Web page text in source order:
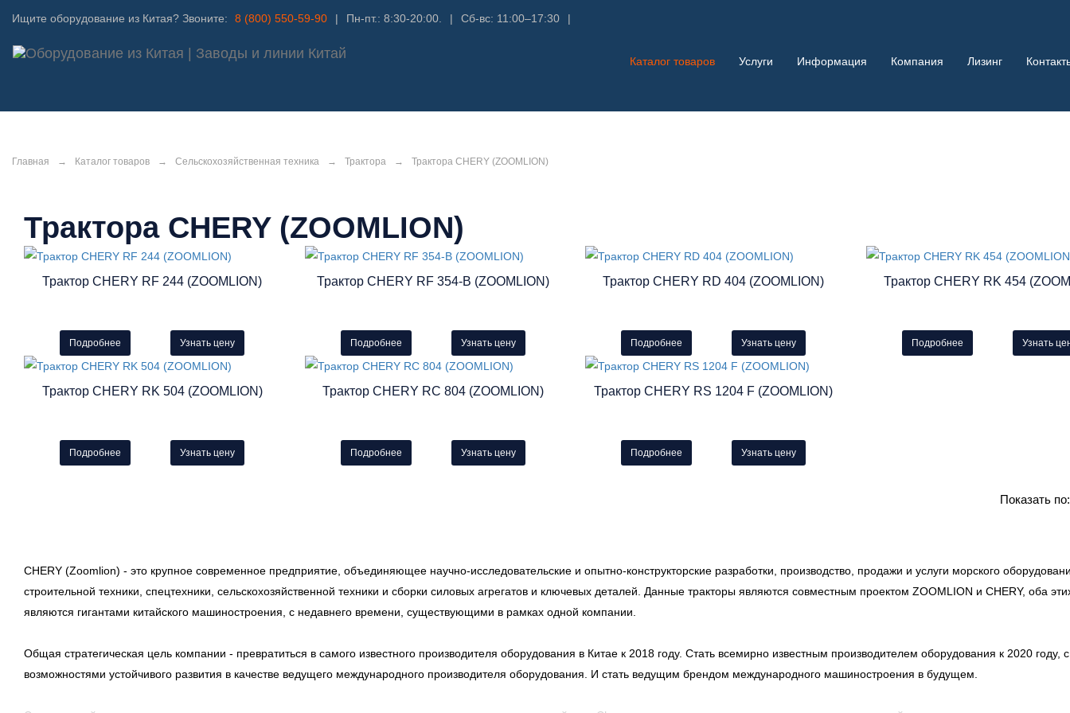
Ищите оборудование из Китая? Звоните: 8 (800) 550-59-90 | Пн-пт.: 8:30-20:00. | Сб-вс: 11:00–17:30 |
Каталог товаров Услуги Информация Компания Лизинг
Главная → Каталог товаров → Сельскохозяйственная техника → Трактора → Трактора CHERY (ZOOMLION)
Трактора CHERY (ZOOMLION)
Трактор CHERY RF 244 (ZOOMLION)
Подробнее Узнать цену
Трактор CHERY RF 354-B (ZOOMLION)
Подробнее Узнать цену
Трактор CHERY RD 404 (ZOOMLION)
Подробнее Узнать цену
Трактор CHERY RK 454
Подробнее Узнать
Трактор CHERY RK 504 (ZOOMLION)
Подробнее Узнать цену
Трактор CHERY RC 804 (ZOOMLION)
Подробнее Узнать цену
Трактор CHERY RS 1204 F (ZOOMLION)
Подробнее Узнать цену
Показать
CHERY (Zoomlion) - это крупное современное предприятие, объединяющее научно-исследовательские и опытно-конструкторские разработки, производство, продажи и услуги морского
строительной техники, спецтехники, сельскохозяйственной техники и сборки силовых агрегатов и ключевых деталей. Данные тракторы являются совместным проектом ZOOMLION и CHERY, оба
являются гигантами китайского машиностроения, с недавнего времени, существующими в рамках одной компании.
Общая стратегическая цель компании - превратиться в самого известного производителя оборудования в Китае к 2018 году. Стать всемирно известным производителем оборудования к 2020 году, с
возможностями устойчивого развития в качестве ведущего международного производителя оборудования. И стать ведущим брендом международного машиностроения в будущем.